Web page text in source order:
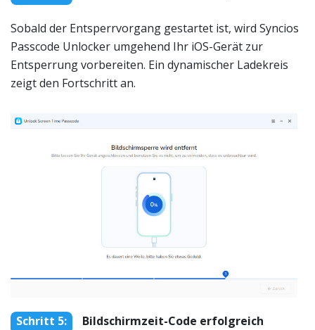
Sobald der Entsperrvorgang gestartet ist, wird Syncios
Passcode Unlocker umgehend Ihr iOS-Gerät zur
Entsperrung vorbereiten. Ein dynamischer Ladekreis
zeigt den Fortschritt an.
Schritt 5:
Bildschirmzeit-Code erfolgreich